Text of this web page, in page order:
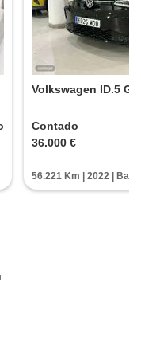
Volkswagen ID.5
Contado
36.000 €
56.221 Km | 2022 |